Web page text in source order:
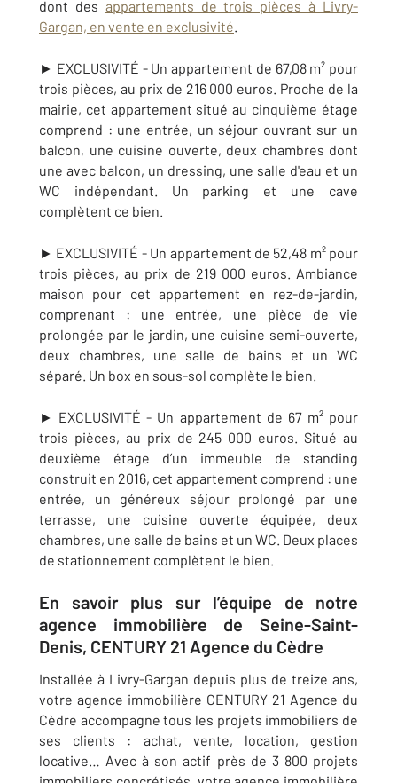
dont des appartements de trois pièces à Livry-
Gargan, en vente en exclusivité.
► EXCLUSIVITÉ - Un appartement de 67,08 m² pour
trois pièces, au prix de 216 000 euros. Proche de la
mairie, cet appartement situé au cinquième étage
comprend : une entrée, un séjour ouvrant sur un
balcon, une cuisine ouverte, deux chambres dont
une avec balcon, un dressing, une salle d'eau et un
WC indépendant. Un parking et une cave
complètent ce bien.
► EXCLUSIVITÉ - Un appartement de 52,48 m² pour
trois pièces, au prix de 219 000 euros. Ambiance
maison pour cet appartement en rez-de-jardin,
comprenant : une entrée, une pièce de vie
prolongée par le jardin, une cuisine semi-ouverte,
deux chambres, une salle de bains et un WC
séparé. Un box en sous-sol complète le bien.
► EXCLUSIVITÉ - Un appartement de 67 m² pour
trois pièces, au prix de 245 000 euros. Situé au
deuxième étage d’un immeuble de standing
construit en 2016, cet appartement comprend : une
entrée, un généreux séjour prolongé par une
terrasse, une cuisine ouverte équipée, deux
chambres, une salle de bains et un WC. Deux places
de stationnement complètent le bien.
En savoir plus sur l’équipe de notre
agence immobilière de Seine-Saint-
Denis, CENTURY 21 Agence du Cèdre
Installée à Livry-Gargan depuis plus de treize ans,
votre agence immobilière CENTURY 21 Agence du
Cèdre accompagne tous les projets immobiliers de
ses clients : achat, vente, location, gestion
locative… Avec à son actif près de 3 800 projets